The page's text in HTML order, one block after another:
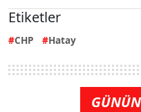
Etiketler
CHP Hatay